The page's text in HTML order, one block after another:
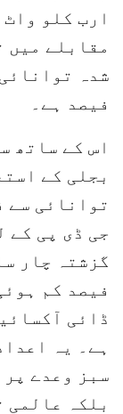
مقابلے میں
شدہ
فیصد ہے۔
اس کے ساتھ
بجلی کے
توانائی سے
جی ڈی پی کے
ڈائی
ہے۔ یہ
سبز وعدے
بلکہ عالمی